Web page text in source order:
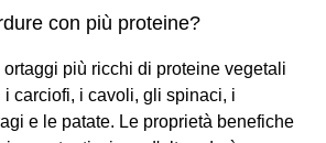
con più proteine?
più ricchi di proteine vegetali
carciofi, i cavoli, gli spinaci, i
e le patate. Le proprietà benefiche